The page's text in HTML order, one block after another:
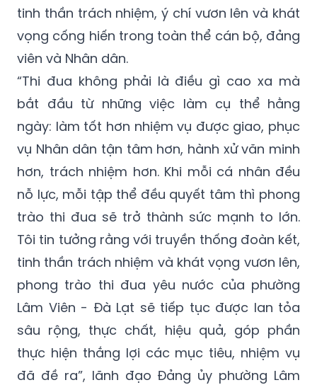
tinh thần trách nhiệm, ý chí vươn lên và khát
vọng cống hiến trong toàn thể cán bộ, đảng
viên và Nhân dân.
“Thi đua không phải là điều gì cao xa mà
bắt đầu từ những việc làm cụ thể hằng
ngày: làm tốt hơn nhiệm vụ được giao, phục
vụ Nhân dân tận tâm hơn, hành xử văn minh
hơn, trách nhiệm hơn. Khi mỗi cá nhân đều
nỗ lực, mỗi tập thể đều quyết tâm thì phong
trào thi đua sẽ trở thành sức mạnh to lớn.
Tôi tin tưởng rằng với truyền thống đoàn kết,
tinh thần trách nhiệm và khát vọng vươn lên,
phong trào thi đua yêu nước của phường
Lâm Viên - Đà Lạt sẽ tiếp tục được lan tỏa
sâu rộng, thực chất, hiệu quả, góp phần
thực hiện thắng lợi các mục tiêu, nhiệm vụ
đã đề ra”, lãnh đạo Đảng ủy phường Lâm